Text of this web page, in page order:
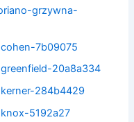
grzywna-
7b09075
20a8a334
284b4429
5192a27